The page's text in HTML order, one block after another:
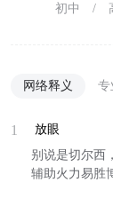
初中 /
网络释义 专
1
放眼
别说是切尔西
辅助火力易胜